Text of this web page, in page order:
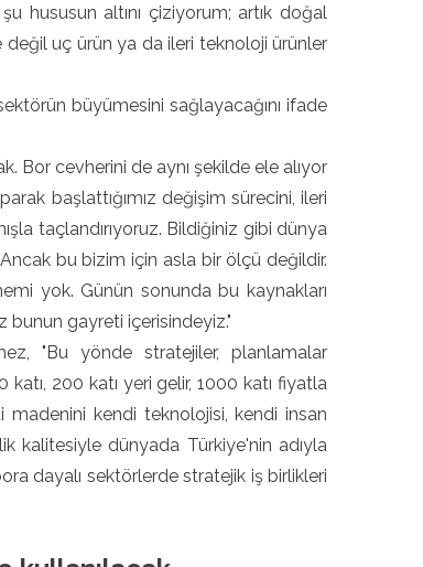
hususun altını çiziyorum; artık doğal
değil uç ürün ya da ileri teknoloji ürünler
büyümesini sağlayacağını ifade
Bor cevherini de aynı şekilde ele alıyor
başlattığımız değişim sürecini, ileri
taçlandırıyoruz. Bildiğiniz gibi dünya
bu bizim için asla bir ölçü değildir.
yok. Günün sonunda bu kaynakları
bunun gayreti içerisindeyiz."
"Bu yönde stratejiler, planlamalar
katı, 200 katı yeri gelir, 1000 katı fiyatla
madenini kendi teknolojisi, kendi insan
kalitesiyle dünyada Türkiye'nin adıyla
dayalı sektörlerde stratejik iş birlikleri